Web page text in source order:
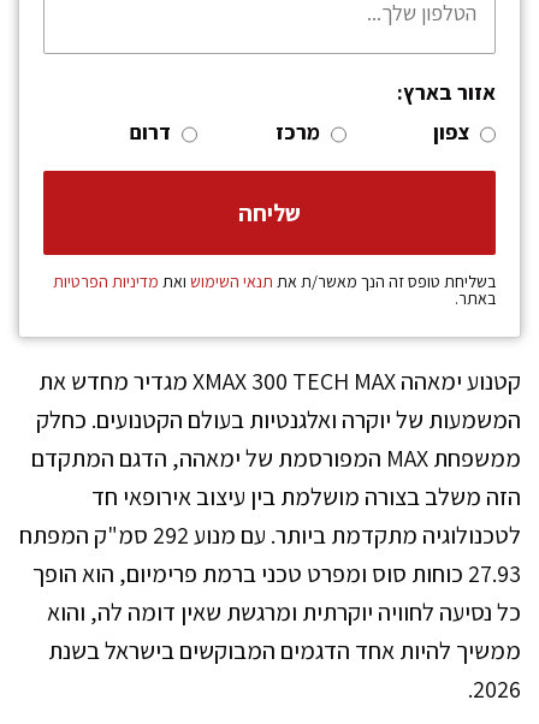
אזור בארץ:
צפון
מרכז דרום
בשליחת טופס זה הנך מאשר/ת את תנאי השימוש ואת מדיניות הפרטיות
באתר.
קטנוע ימאהה XMAX 300 TECH MAX מגדיר מחדש את
המשמעות של יוקרה ואלגנטיות בעולם הקטנועים. כחלק
ממשפחת MAX המפורסמת של ימאהה, הדגם המתקדם
הזה משלב בצורה מושלמת בין עיצוב אירופאי חד
לטכנולוגיה מתקדמת ביותר. עם מנוע 292 סמ"ק המפתח
27.93 כוחות סוס ומפרט טכני ברמת פרימיום, הוא הופך
כל נסיעה לחוויה יוקרתית ומרגשת שאין דומה לה, והוא
ממשיך להיות אחד הדגמים המבוקשים בישראל בשנת
2026.